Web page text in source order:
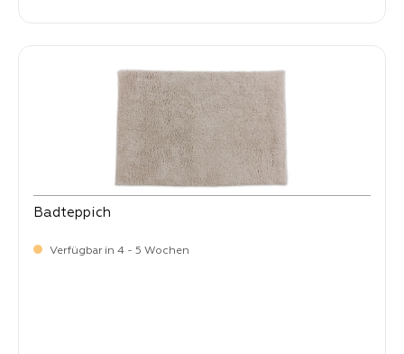
Badteppich
Verfügbar in 4 - 5 Wochen